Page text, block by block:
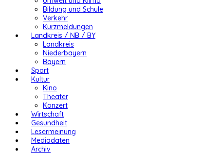
Bildung und Schule
Verkehr
Kurzmeldungen
Landkreis / NB / BY
Landkreis
Niederbayern
Bayern
Sport
Kultur
Kino
Theater
Konzert
Wirtschaft
Gesundheit
Lesermeinung
Mediadaten
Archiv